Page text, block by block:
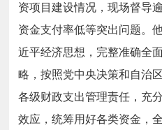
资项目建设情况，现场督导
资金支付率低等突出问题。
近平经济思想，完整准确全
略，按照党中央决策和自治
各级财政支出管理责任，充
效应，统筹用好各类资金，